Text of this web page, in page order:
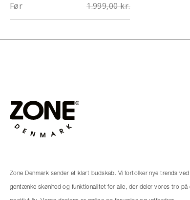
Før 1.999,00 kr.
Zone Denmark sender et klart budskab. Vi fortolker nye trends ved
gentænke skønhed og funktionalitet for alle, der deler vores tro på